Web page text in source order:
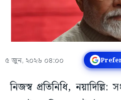
৫ জুন, ২০২৬ ০৪:০০
নিজস্ব প্রতিনিধি,